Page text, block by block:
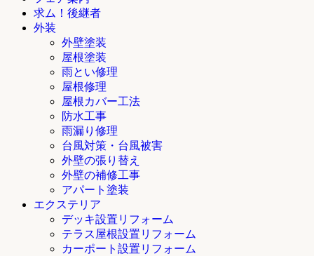
求ム！後継者
外装
外壁塗装
屋根塗装
雨とい修理
屋根修理
屋根カバー工法
防水工事
雨漏り修理
台風対策・台風被害
外壁の張り替え
外壁の補修工事
アパート塗装
エクステリア
デッキ設置リフォーム
テラス屋根設置リフォーム
カーポート設置リフォーム